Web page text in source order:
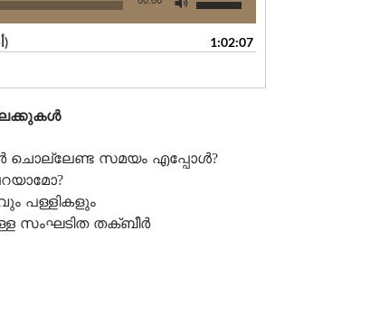
keys
increase
Ahkaamul Eid (أحكام العيد) 1:02:07
ചൊല്ലേണ്ട സമയം എപ്പോള്‍?
പള്ളികളും
സംഘടിത തക്ബീര്‍